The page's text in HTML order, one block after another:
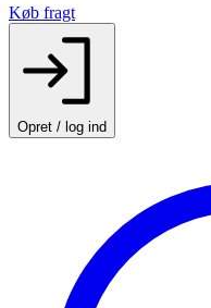
Køb fragt
Opret / log ind